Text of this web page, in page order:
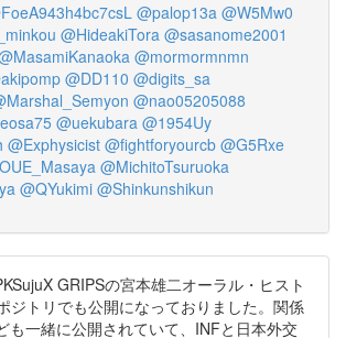
@palop13a @W5Mw0
@HideakiTora @sasanome2001
@mormormnmn
@DD110 @digits_sa
@nao05205088
@uekubara @1954Uy
@Exphysicist @fightforyourcb @G5Rxe
@MichitoTsuruoka
@QYukimi @Shinkunshikun
GRIPSの宮本雄二オーラル・ヒスト
ジトリでも公開になっておりました。関係
も一緒に公開されていて、INFと日本外交